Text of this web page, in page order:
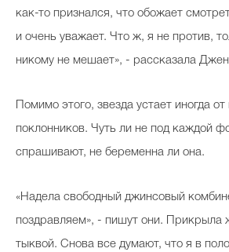
как-то признался, что обожает
и очень уважает. Что ж, я не против,
никому не мешает», - рассказала
Помимо этого, звезда устает иногда
поклонников. Чуть ли не под каждой
спрашивают, не беременна ли она.
«Надела свободный джинсовый
поздравляем», - пишут они. Прикрыла
тыквой. Снова все думают, что я в